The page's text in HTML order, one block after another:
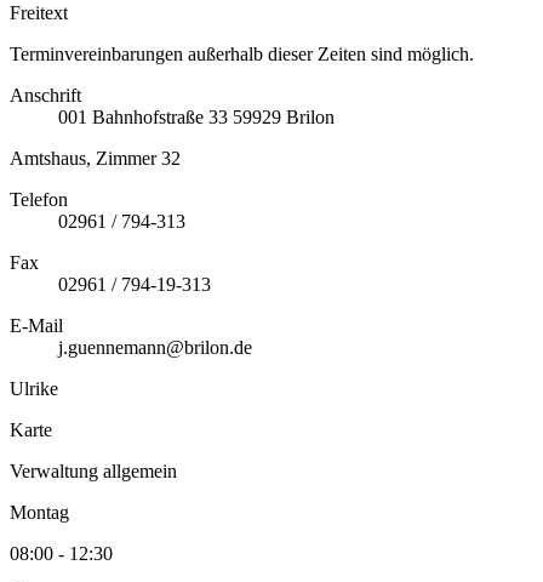
Freitext
Terminvereinbarungen außerhalb dieser Zeiten sind möglich.
Anschrift
001 Bahnhofstraße 33 59929 Brilon
Amtshaus, Zimmer 32
Telefon
02961 / 794-313
Fax
02961 / 794-19-313
E-Mail
j.guennemann@brilon.de
Ulrike
Karte
Verwaltung allgemein
Montag
08:00 - 12:30